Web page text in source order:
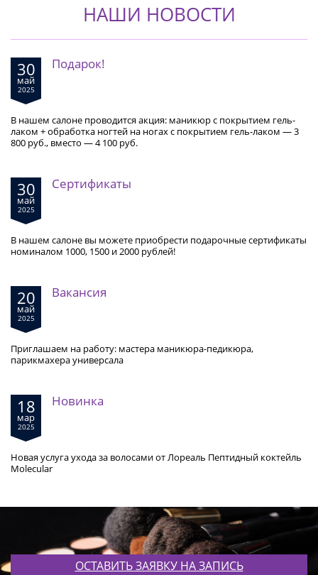
НАШИ НОВОСТИ
30
май
2025
Подарок!
В нашем салоне проводится акция: маникюр с покрытием гель-
лаком + обработка ногтей на ногах с покрытием гель-лаком — 3
800 руб., вместо — 4 100 руб.
30
май
2025
Сертификаты
В нашем салоне вы можете приобрести подарочные сертификаты
номиналом 1000, 1500 и 2000 рублей!
20
май
2025
Вакансия
Приглашаем на работу: мастера маникюра-педикюра,
парикмахера универсала
18
мар
2025
Новинка
Новая услуга ухода за волосами от Лореаль Пептидный коктейль
Molecular
ОСТАВИТЬ ЗАЯВКУ НА ЗАПИСЬ